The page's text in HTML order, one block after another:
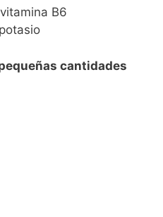
B6
cantidades